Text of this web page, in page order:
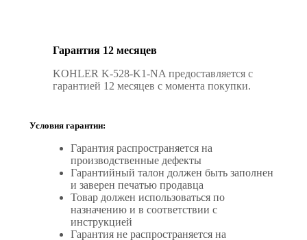
Гарантия 12 месяцев
KOHLER K-528-K1-NA предоставляется с
гарантией 12 месяцев с момента покупки.
Условия гарантии:
Гарантия распространяется на
производственные дефекты
Гарантийный талон должен быть заполнен
и заверен печатью продавца
Товар должен использоваться по
назначению и в соответствии с
инструкцией
Гарантия не распространяется на